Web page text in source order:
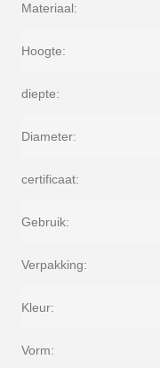
Materiaal:
Hoogte:
diepte:
Diameter:
certificaat:
Gebruik:
Verpakking:
Kleur:
Vorm: